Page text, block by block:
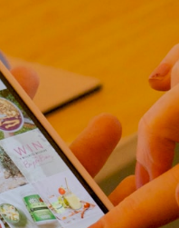
é uma
onde vão
nas demais.